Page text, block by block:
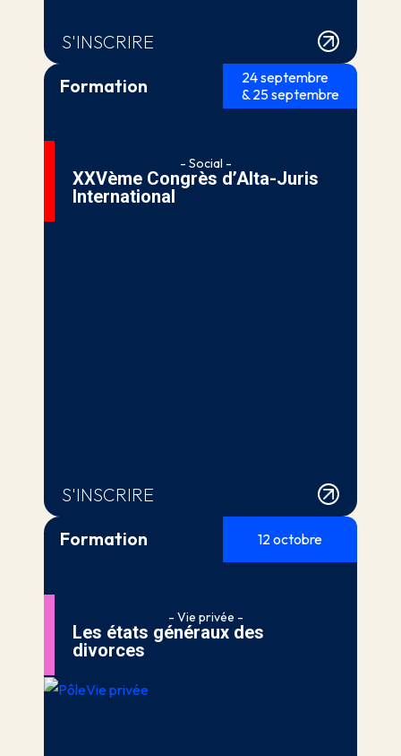
S'INSCRIRE
Formation
24 septembre
& 25 septembre
- Social -
XXVème Congrès d’Alta-Juris
International
S'INSCRIRE
Formation
12 octobre
- Vie privée -
Les états généraux des
divorces